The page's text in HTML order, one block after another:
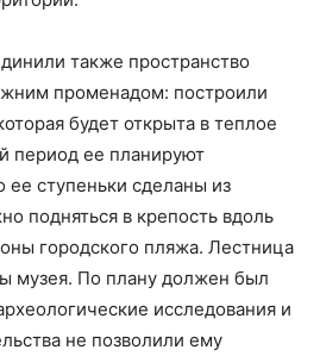
также пространство
променадом: построили
будет открыта в теплое
период ее планируют
ее ступеньки сделаны из
подняться в крепость вдоль
городского пляжа. Лестница
музея. По плану должен был
исследования и
не позволили ему